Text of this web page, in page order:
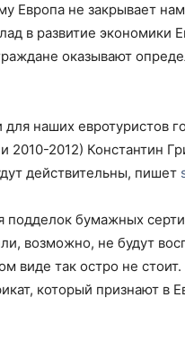
Европа не закрывает
в развитие экономики
оказывают
для наших евротуристов
2010-2012) Константин
действительны, пишет
подделок бумажных
возможно, не будут
виде так остро не
который признают в